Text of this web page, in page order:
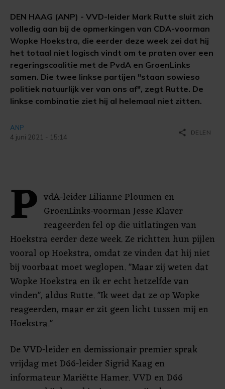
DEN HAAG (ANP) - VVD-leider Mark Rutte sluit zich
volledig aan bij de opmerkingen van CDA-voorman
Wopke Hoekstra, die eerder deze week zei dat hij
het totaal niet logisch vindt om te praten over een
regeringscoalitie met de PvdA en GroenLinks
samen. Die twee linkse partijen "staan sowieso
politiek natuurlijk ver van ons af", zegt Rutte. De
linkse combinatie ziet hij al helemaal niet zitten.
ANP
4 juni 2021 - 15:14
share DELEN
P vdA-leider Lilianne Ploumen en
GroenLinks-voorman Jesse Klaver
reageerden fel op die uitlatingen van
Hoekstra eerder deze week. Ze richtten hun pijlen
vooral op Hoekstra, omdat ze vinden dat hij niet
bij voorbaat moet weglopen. "Maar zij weten dat
Wopke Hoekstra en ik er echt hetzelfde van
vinden", aldus Rutte. "Ik weet dat ze op Wopke
reageerden, maar er zit geen licht tussen mij en
Hoekstra."
De VVD-leider en demissionair premier sprak
vrijdag met D66-leider Sigrid Kaag en
informateur Mariëtte Hamer. VVD en D66